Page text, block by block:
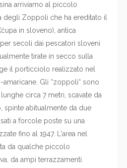
arriviamo al piccolo
Zoppoli che ha ereditato il
in sloveno), antica
secoli dai pescatori sloveni
tirate in secco sulla
il porticciolo realizzato nel
Gli “zoppoli“ sono
circa 7 metri, scavate da
spinte abitualmente da due
a forcole poste su una
fino al 1947. L'area nel
da qualche piccolo
da ampi terrazzamenti